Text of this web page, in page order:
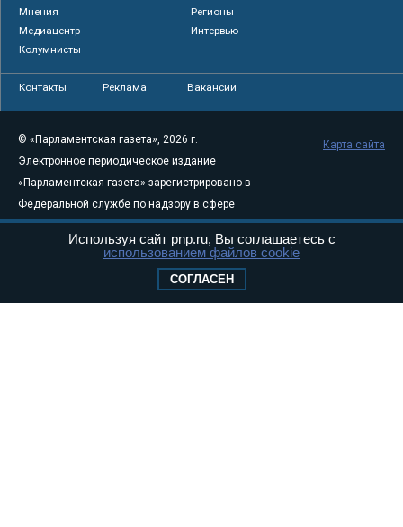
Мнения
Регионы
Медиацентр
Интервью
Колумнисты
Контакты Реклама Вакансии
© «Парламентская газета», 2026 г.
Электронное периодическое издание
«Парламентская газета» зарегистрировано в
Федеральной службе по надзору в сфере
связи, информационных технологий и
массовых коммуникаций (Роскомнадзор) 05
Свидетельство о регистрации Эл № ФС77-
Карта сайта
Используя сайт pnp.ru, Вы соглашаетесь с
использованием файлов cookie
СОГЛАСЕН